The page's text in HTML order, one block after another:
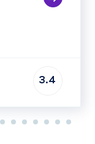
3.4